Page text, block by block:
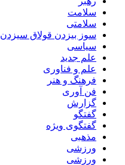
سلامت
سلامتی
سوز بیزدن قولاق سیزدن
سیاسی
علم جدید
علم و فناوری
فرهنگ و هنر
فن آوری
گزارش
گفتگو
گفتگوی ویژه
مذهبی
ورزشی
ورزشی